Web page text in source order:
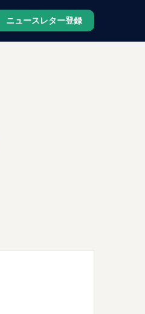
ニュースレター登録